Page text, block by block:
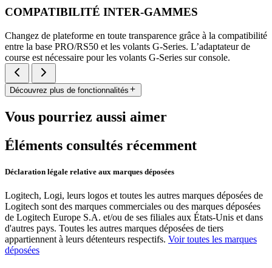
COMPATIBILITÉ INTER-GAMMES
Changez de plateforme en toute transparence grâce à la compatibilité
entre la base PRO/RS50 et les volants G-Series. L’adaptateur de
course est nécessaire pour les volants G-Series sur console.
Découvrez plus de fonctionnalités
Vous pourriez aussi aimer
Éléments consultés récemment
Déclaration légale relative aux marques déposées
Logitech, Logi, leurs logos et toutes les autres marques déposées de
Logitech sont des marques commerciales ou des marques déposées
de Logitech Europe S.A. et/ou de ses filiales aux États-Unis et dans
d'autres pays. Toutes les autres marques déposées de tiers
appartiennent à leurs détenteurs respectifs. Voir toutes les marques
déposées